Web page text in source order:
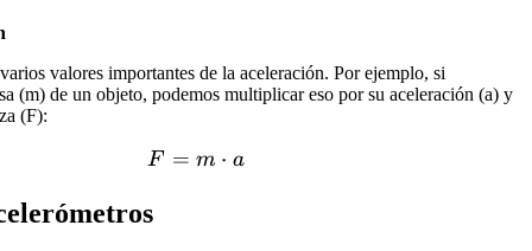
valores importantes de la aceleración. Por ejemplo, si
(m) de un objeto, podemos multiplicar eso por su aceleración (a) y
(F):
F=m\cdot a
F = m ⋅ a